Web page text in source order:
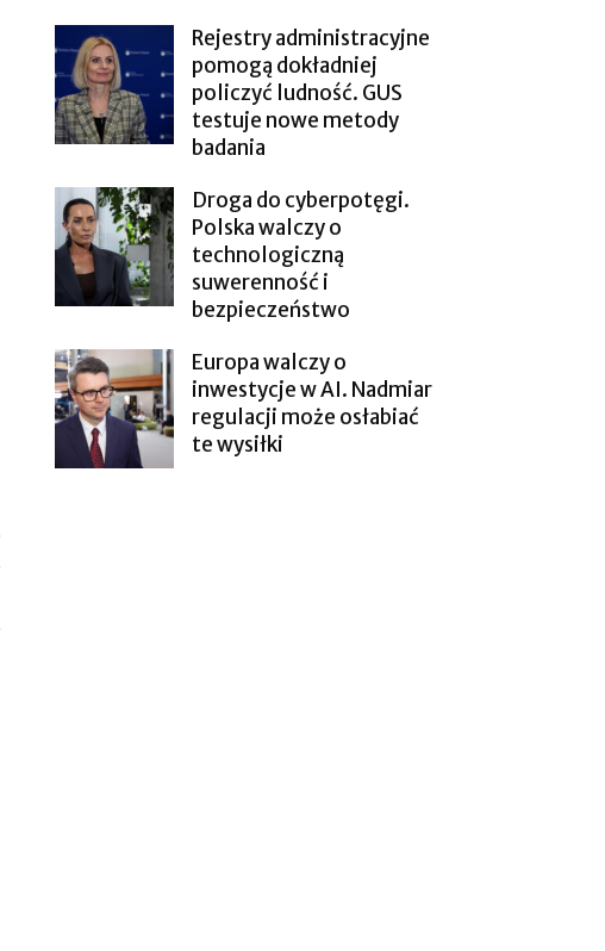
Rejestry administracyjne
pomogą dokładniej
policzyć ludność. GUS
testuje nowe metody
badania
Droga do cyberpotęgi.
Polska walczy o
technologiczną
suwerenność i
bezpieczeństwo
Europa walczy o
inwestycje w AI. Nadmiar
regulacji może osłabiać
te wysiłki